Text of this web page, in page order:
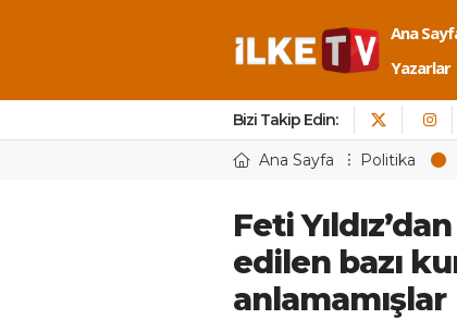
Ana
Yazarlar
Bizi Takip Edin:
Ana Sayfa Politika
Feti
edilen bazı
anlamamışlar